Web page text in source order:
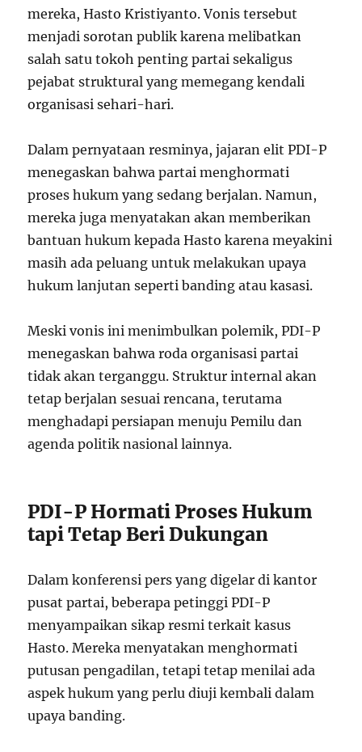
mereka, Hasto Kristiyanto. Vonis tersebut
menjadi sorotan publik karena melibatkan
salah satu tokoh penting partai sekaligus
pejabat struktural yang memegang kendali
organisasi sehari-hari.
Dalam pernyataan resminya, jajaran elit PDI-P
menegaskan bahwa partai menghormati
proses hukum yang sedang berjalan. Namun,
mereka juga menyatakan akan memberikan
bantuan hukum kepada Hasto karena meyakini
masih ada peluang untuk melakukan upaya
hukum lanjutan seperti banding atau kasasi.
Meski vonis ini menimbulkan polemik, PDI-P
menegaskan bahwa roda organisasi partai
tidak akan terganggu. Struktur internal akan
tetap berjalan sesuai rencana, terutama
menghadapi persiapan menuju Pemilu dan
agenda politik nasional lainnya.
PDI-P Hormati Proses Hukum
tapi Tetap Beri Dukungan
Dalam konferensi pers yang digelar di kantor
pusat partai, beberapa petinggi PDI-P
menyampaikan sikap resmi terkait kasus
Hasto. Mereka menyatakan menghormati
putusan pengadilan, tetapi tetap menilai ada
aspek hukum yang perlu diuji kembali dalam
upaya banding.